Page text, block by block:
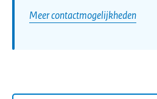
Meer contactmogelijkheden